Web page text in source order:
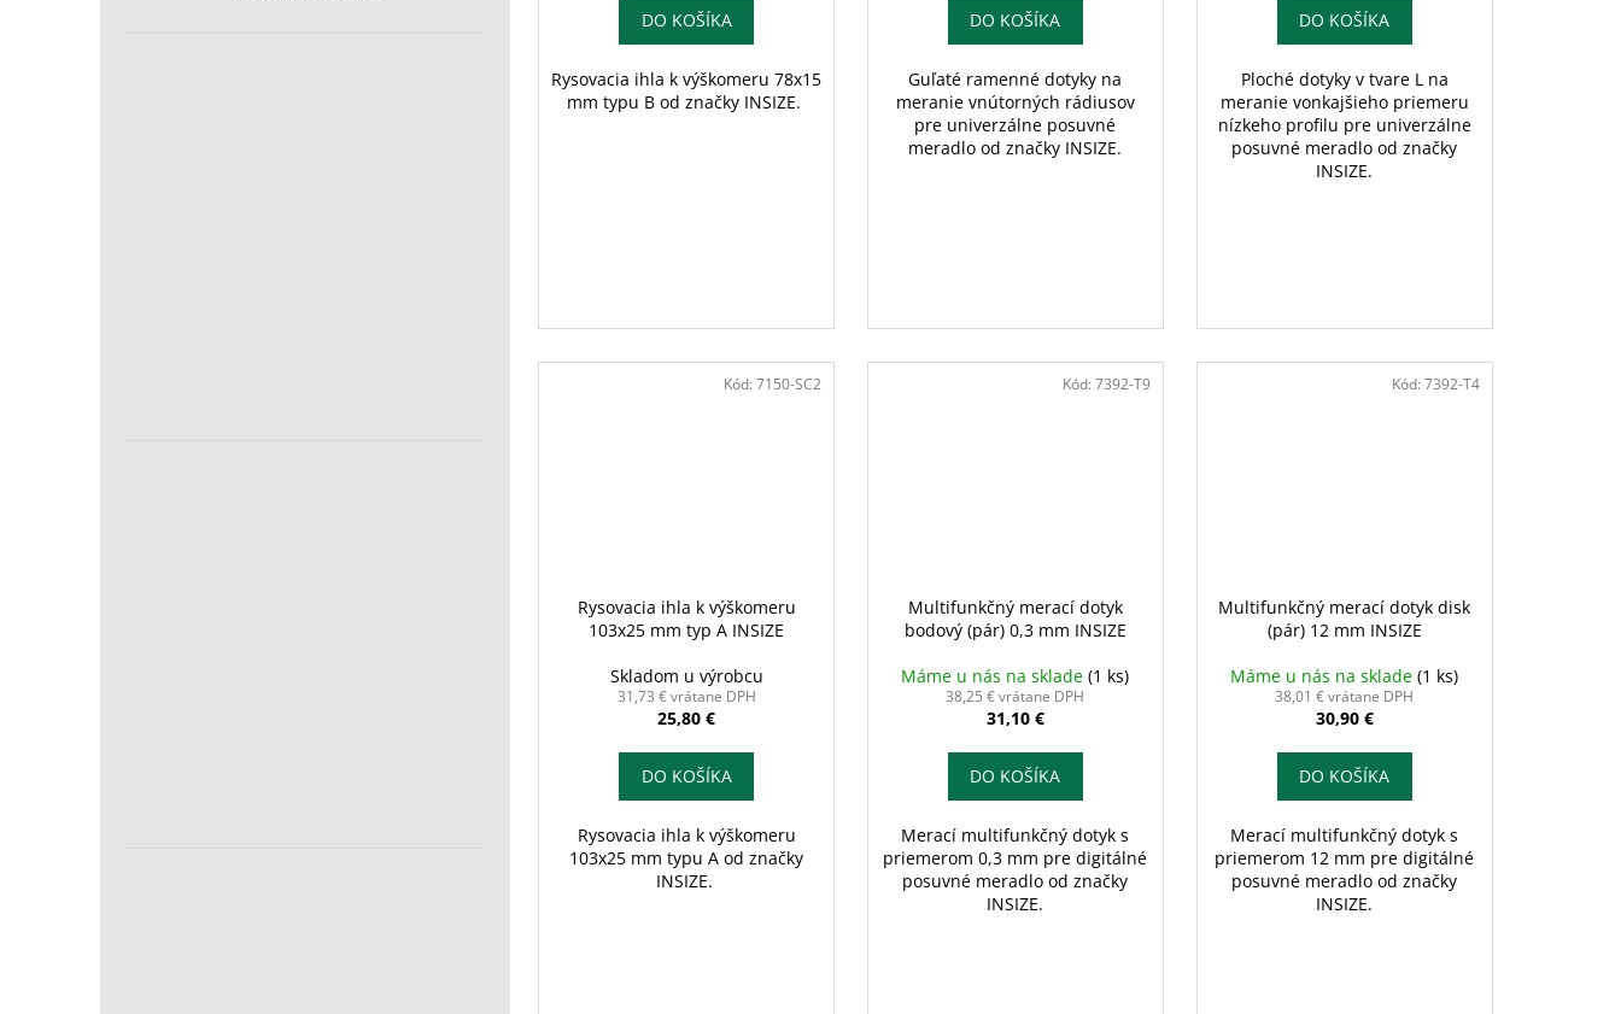
DO KOŠÍKA
Rysovacia ihla k výškomeru 78x15
mm typu B od značky INSIZE.
DO KOŠÍKA
Guľaté ramenné dotyky na
meranie vnútorných rádiusov
pre univerzálne posuvné
meradlo od značky INSIZE.
DO KOŠÍKA
Ploché dotyky v tvare L na
meranie vonkajšieho priemeru
nízkeho profilu pre univerzálne
posuvné meradlo od značky
INSIZE.
Rysovacia ihla k výškomeru
103x25 mm typ A INSIZE
Skladom u výrobcu
31,73 € vrátane DPH
25,80 €
DO KOŠÍKA
Rysovacia ihla k výškomeru
103x25 mm typu A od značky
INSIZE.
Kód:7150-SC2
Multifunkčný merací dotyk
bodový (pár) 0,3 mm INSIZE
Máme u nás na sklade(1 ks)
38,25 € vrátane DPH
31,10 €
DO KOŠÍKA
Merací multifunkčný dotyk s
priemerom 0,3 mm pre digitálné
posuvné meradlo od značky
INSIZE.
Kód: 7392-T9
Multifunkčný merací dotyk disk
(pár) 12 mm INSIZE
Máme u nás na sklade(1 ks)
38,01 € vrátane DPH
30,90 €
DO KOŠÍKA
Merací multifunkčný dotyk s
priemerom 12 mm pre digitálné
posuvné meradlo od značky
INSIZE.
Kód: 7392-T4